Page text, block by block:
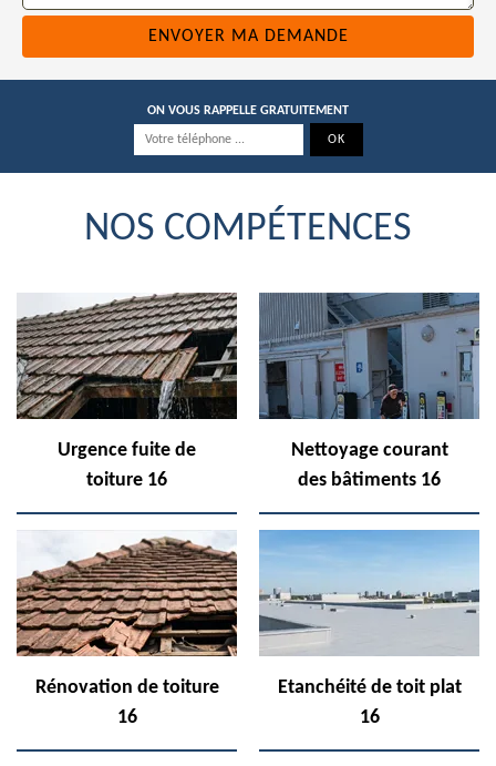
ON VOUS RAPPELLE GRATUITEMENT
NOS COMPÉTENCES
Urgence fuite de
toiture 16
Nettoyage courant
des bâtiments 16
Rénovation de toiture
16
Etanchéité de toit plat
16